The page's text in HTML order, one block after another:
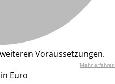
Voraussetzungen.
Mehr erfahren
Euro